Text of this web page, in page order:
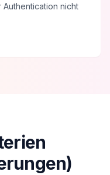
Authentication nicht